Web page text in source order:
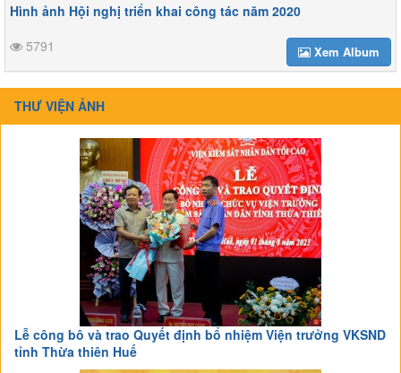
Hình ảnh Hội nghị triển khai công tác năm 2020
5791
Xem Album
THƯ VIỆN ẢNH
Lễ công bô và trao Quyết định bổ nhiệm Viện trưởng VKSND
tỉnh Thừa thiên Huế